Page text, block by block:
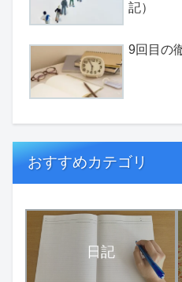
記）
9回目の
おすすめカテゴリ
日記